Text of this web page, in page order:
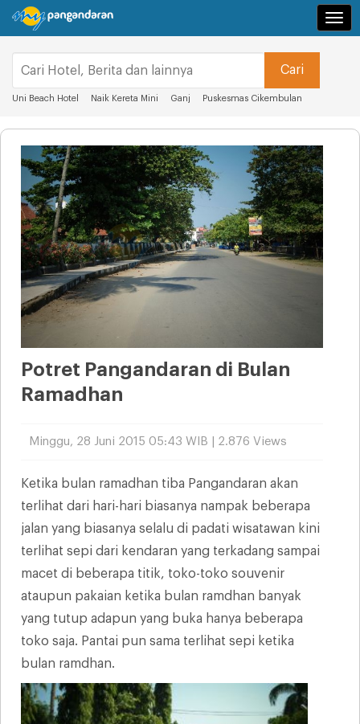
Uni Beach Hotel Naik Kereta Mini Ganj Puskesmas Cikembulan
Potret Pangandaran di Bulan
Ramadhan
Minggu, 28 Juni 2015 05:43 WIB | 2.876 Views
Ketika bulan ramadhan tiba Pangandaran akan
terlihat dari hari-hari biasanya nampak beberapa
jalan yang biasanya selalu di padati wisatawan kini
terlihat sepi dari kendaran yang terkadang sampai
macet di beberapa titik, toko-toko souvenir
ataupun pakaian ketika bulan ramdhan banyak
yang tutup adapun yang buka hanya beberapa
toko saja. Pantai pun sama terlihat sepi ketika
bulan ramdhan.